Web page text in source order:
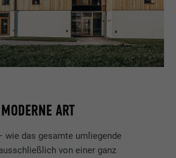
ART
wie das gesamte umliegende
von einer ganz